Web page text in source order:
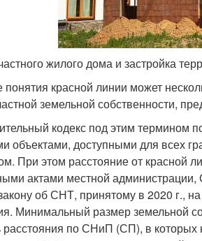
жилого дома и застройка
красной линии может
земельной собственности,
кодекс под этим термином
объектами, доступными для всех
При этом расстояние от красной
актами местной
об СНТ, принятому в 2020 г.,
Минимальный размер земельной
расстояния по СНиП (СП), в которых